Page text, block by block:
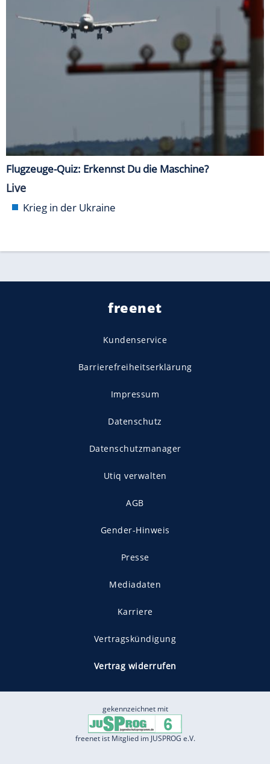
Flugzeuge-Quiz: Erkennst Du die Maschine?
Live
Krieg in der Ukraine
freenet
Kundenservice
Barrierefreiheitserklärung
Impressum
Datenschutz
Datenschutzmanager
Utiq verwalten
AGB
Gender-Hinweis
Presse
Mediadaten
Karriere
Vertragskündigung
Vertrag widerrufen
gekennzeichnet mit
freenet ist Mitglied im JUSPROG e.V.